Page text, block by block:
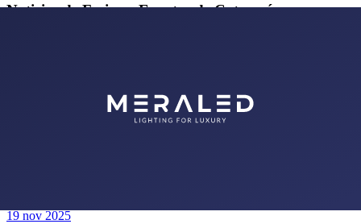
Noticias de Ferias y Eventos de Categoría
Se Necesitan 1000 Testigos Para Decir 1 Año
19 nov 2025